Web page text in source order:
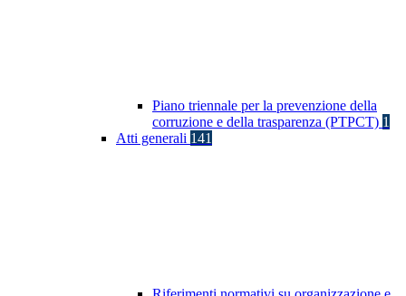
Piano triennale per la prevenzione della
corruzione e della trasparenza (PTPCT) 1
Atti generali 141